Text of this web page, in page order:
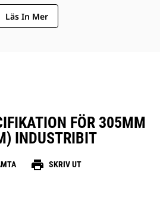
Läs In Mer
FÖR 305MM
INDUSTRIBIT
print SKRIV UT